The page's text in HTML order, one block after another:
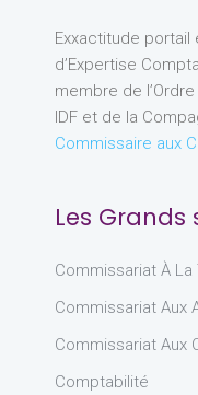
Exxactitude
d’Expertise
membre de
IDF et de la
Commissaire aux
Les Grands
Commissariat À
Commissariat Aux
Commissariat Aux
Comptabilité